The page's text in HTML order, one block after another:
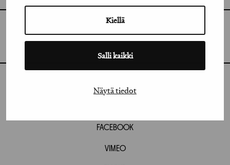
Kiellä
Salli kaikki
Näytä tiedot
GRAFIA(AT)GRAFIA.FI
INSTAGRAM
FACEBOOK
VIMEO